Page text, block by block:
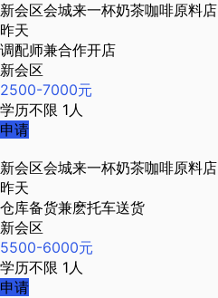
新会区会城来一杯奶茶咖啡原料店
昨天
调配师兼合作开店
新会区
2500-7000元
学历不限 1人
申请
新会区会城来一杯奶茶咖啡原料店
昨天
仓库备货兼麽托车送货
新会区
5500-6000元
学历不限 1人
申请